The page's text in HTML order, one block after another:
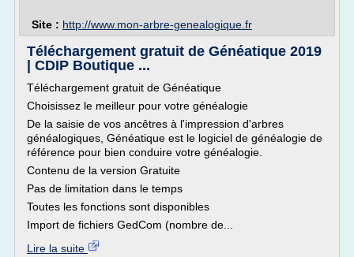
Site : http://www.mon-arbre-genealogique.fr
Téléchargement gratuit de Généatique 2019
| CDIP Boutique ...
Téléchargement gratuit de Généatique
Choisissez le meilleur pour votre généalogie
De la saisie de vos ancêtres à l'impression d'arbres
généalogiques, Généatique est le logiciel de généalogie de
référence pour bien conduire votre généalogie.
Contenu de la version Gratuite
Pas de limitation dans le temps
Toutes les fonctions sont disponibles
Import de fichiers GedCom (nombre de...
Lire la suite